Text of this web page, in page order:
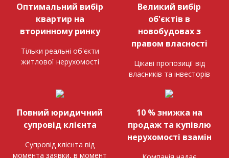
Оптимальний вибір
квартир на
вторинному ринку
Тільки реальні об'єкти
житлової нерухомості
Великий вибір
об'єктів в
новобудовах з
правом власності
Цікаві пропозиції від
власників та інвесторів
Повний юридичний
супровід клієнта
Супровід клієнта від
момента заявки, в момент
10 % знижка на
продаж та купівлю
нерухомості взамін